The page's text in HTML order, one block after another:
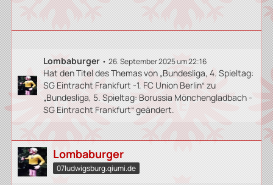
Lombaburger 26. September 2025 um 22:16
Hat den Titel des Themas von „Bundesliga, 4. Spieltag:
SG Eintracht Frankfurt -1. FC Union Berlin“ zu
„Bundesliga, 5. Spieltag: Borussia Mönchengladbach -
SG Eintracht Frankfurt“ geändert.
Lombaburger
07ludwigsburg.qiumi.de